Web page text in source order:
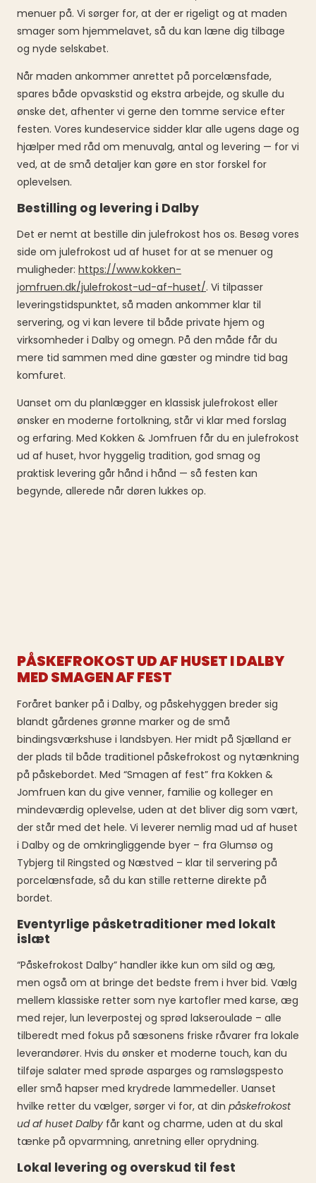
menuer på. Vi sørger for, at der er rigeligt og at maden
smager som hjemmelavet, så du kan læne dig tilbage
og nyde selskabet.
Når maden ankommer anrettet på porcelænsfade,
spares både opvaskstid og ekstra arbejde, og skulle du
ønske det, afhenter vi gerne den tomme service efter
festen. Vores kundeservice sidder klar alle ugens dage og
hjælper med råd om menuvalg, antal og levering — for vi
ved, at de små detaljer kan gøre en stor forskel for
oplevelsen.
Bestilling og levering i Dalby
Det er nemt at bestille din julefrokost hos os. Besøg vores
side om julefrokost ud af huset for at se menuer og
muligheder: https://www.kokken-
jomfruen.dk/julefrokost-ud-af-huset/. Vi tilpasser
leveringstidspunktet, så maden ankommer klar til
servering, og vi kan levere til både private hjem og
virksomheder i Dalby og omegn. På den måde får du
mere tid sammen med dine gæster og mindre tid bag
komfuret.
Uanset om du planlægger en klassisk julefrokost eller
ønsker en moderne fortolkning, står vi klar med forslag
og erfaring. Med Kokken & Jomfruen får du en julefrokost
ud af huset, hvor hyggelig tradition, god smag og
praktisk levering går hånd i hånd — så festen kan
begynde, allerede når døren lukkes op.
PÅSKEFROKOST UD AF HUSET I DALBY
MED SMAGEN AF FEST
Foråret banker på i Dalby, og påskehyggen breder sig
blandt gårdenes grønne marker og de små
bindingsværkshuse i landsbyen. Her midt på Sjælland er
der plads til både traditionel påskefrokost og nytænkning
på påskebordet. Med “Smagen af fest” fra Kokken &
Jomfruen kan du give venner, familie og kolleger en
mindeværdig oplevelse, uden at det bliver dig som vært,
der står med det hele. Vi leverer nemlig mad ud af huset
i Dalby og de omkringliggende byer – fra Glumsø og
Tybjerg til Ringsted og Næstved – klar til servering på
porcelænsfade, så du kan stille retterne direkte på
bordet.
Eventyrlige påsketraditioner med lokalt
islæt
“Påskefrokost Dalby” handler ikke kun om sild og æg,
men også om at bringe det bedste frem i hver bid. Vælg
mellem klassiske retter som nye kartofler med karse, æg
med rejer, lun leverpostej og sprød lakseroulade – alle
tilberedt med fokus på sæsonens friske råvarer fra lokale
leverandører. Hvis du ønsker et moderne touch, kan du
tilføje salater med sprøde asparges og ramsløgspesto
eller små hapser med krydrede lammedeller. Uanset
hvilke retter du vælger, sørger vi for, at din påskefrokost
ud af huset Dalby får kant og charme, uden at du skal
tænke på opvarmning, anretning eller oprydning.
Lokal levering og overskud til fest